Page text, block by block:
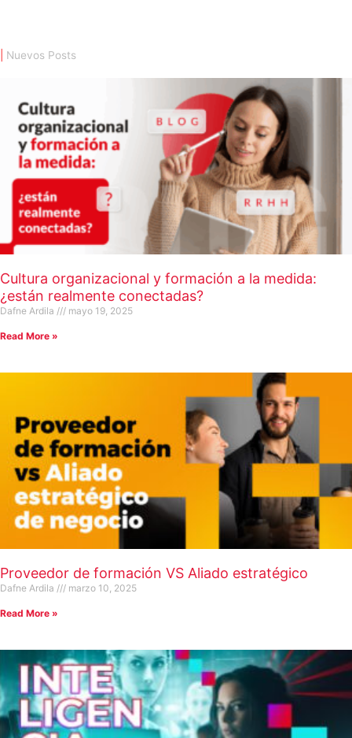
Nuevos Posts
Cultura organizacional y formación a la medida:
¿están realmente conectadas?
Dafne Ardila mayo 19, 2025
Read More »
Proveedor de formación VS Aliado estratégico
Dafne Ardila marzo 10, 2025
Read More »